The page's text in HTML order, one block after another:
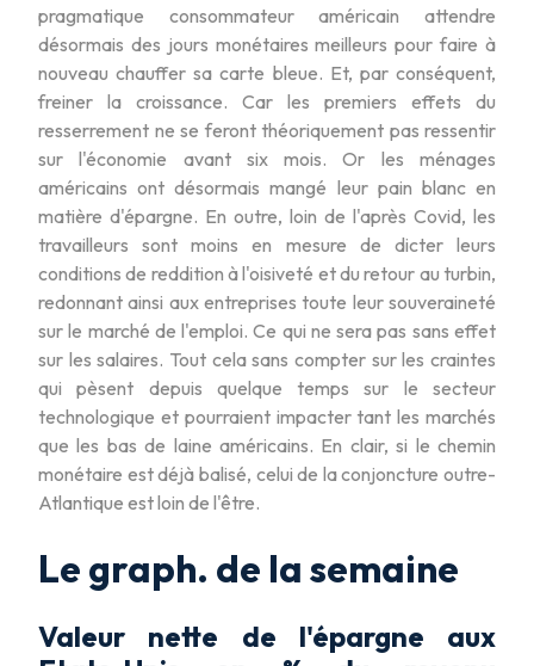
pragmatique consommateur américain attendre
désormais des jours monétaires meilleurs pour faire à
nouveau chauffer sa carte bleue. Et, par conséquent,
freiner la croissance. Car les premiers effets du
resserrement ne se feront théoriquement pas ressentir
sur l'économie avant six mois. Or les ménages
américains ont désormais mangé leur pain blanc en
matière d'épargne. En outre, loin de l'après Covid, les
travailleurs sont moins en mesure de dicter leurs
conditions de reddition à l'oisiveté et du retour au turbin,
redonnant ainsi aux entreprises toute leur souveraineté
sur le marché de l'emploi. Ce qui ne sera pas sans effet
sur les salaires. Tout cela sans compter sur les craintes
qui pèsent depuis quelque temps sur le secteur
technologique et pourraient impacter tant les marchés
que les bas de laine américains. En clair, si le chemin
monétaire est déjà balisé, celui de la conjoncture outre-
Atlantique est loin de l'être.
Le graph. de la semaine
Valeur nette de l'épargne aux